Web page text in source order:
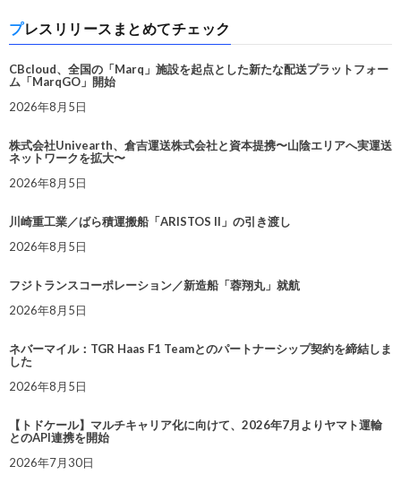
プレスリリースまとめてチェック
CBcloud、全国の「Marq」施設を起点とした新たな配送プラットフォー
ム「MarqGO」開始
2026年8月5日
株式会社Univearth、倉吉運送株式会社と資本提携〜山陰エリアへ実運送
ネットワークを拡大〜
2026年8月5日
川崎重工業／ばら積運搬船「ARISTOS II」の引き渡し
2026年8月5日
フジトランスコーポレーション／新造船「蓉翔丸」就航
2026年8月5日
ネバーマイル：TGR Haas F1 Teamとのパートナーシップ契約を締結しま
した
2026年8月5日
【トドケール】マルチキャリア化に向けて、2026年7月よりヤマト運輸
とのAPI連携を開始
2026年7月30日